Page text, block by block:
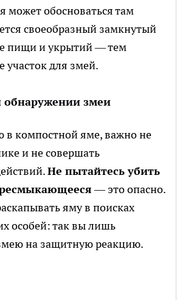
может обосноваться там
своеобразный замкнутый
пищи и укрытий — тем
участок для змей.
обнаружении змеи
компостной яме, важно не
и не совершать
Не пытайтесь убить
— это опасно.
яму в поисках
особей: так вы лишь
на защитную реакцию.